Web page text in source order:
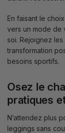
En faisant le
vers un mode de
soi. Rejoignez
transformation
besoins sportifs.
Osez le
pratiques
N’attendez plus
leggings sans